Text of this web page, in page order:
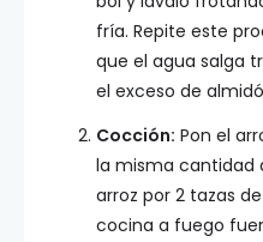
fría. Repite este
que el agua salga
el exceso de
Cocción: Pon el
la misma cantidad
arroz por 2 tazas
cocina a fuego